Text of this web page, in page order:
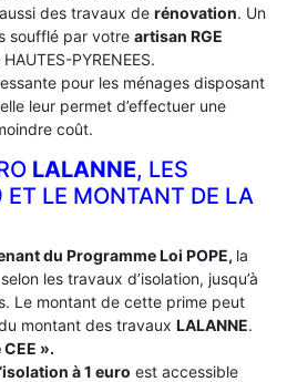
des travaux de rénovation. Un
soufflé par votre artisan RGE
PYRENEES.
pour les ménages disposant
leur permet d’effectuer une
coût.
LALANNE, LES
LE MONTANT DE LA
du Programme Loi POPE, la
les travaux d’isolation, jusqu’à
Le montant de cette prime peut
montant des travaux LALANNE.
».
‘isolation à 1 euro est accessible